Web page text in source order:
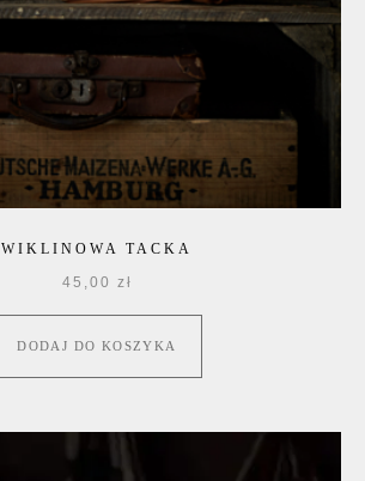
WIKLINOWA TACKA
45,00 zł
DODAJ DO KOSZYKA